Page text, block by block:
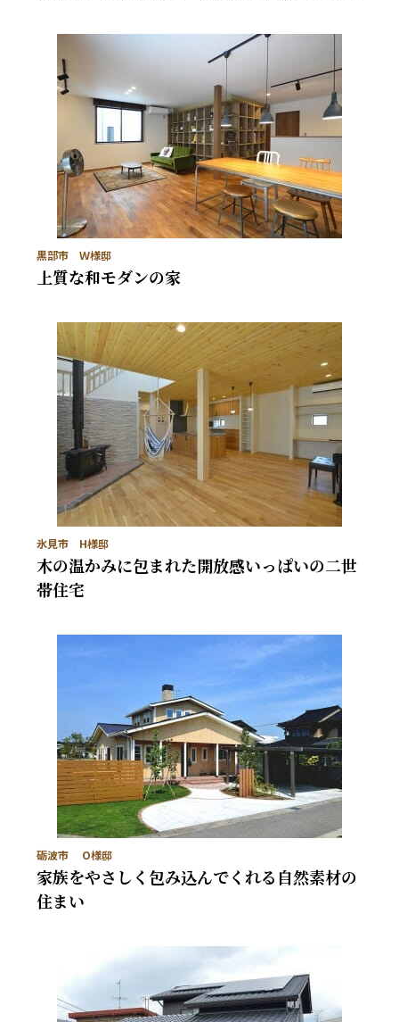
黒部市 Ｗ様邸
上質な和モダンの家
氷見市 H様邸
木の温かみに包まれた開放感いっぱいの二世
帯住宅
砺波市 O様邸
家族をやさしく包み込んでくれる自然素材の
住まい